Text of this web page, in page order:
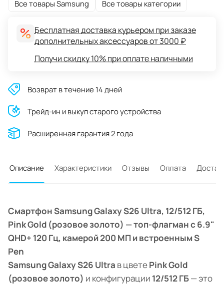
Все товары Samsung Все товары категории
Бесплатная доставка курьером при заказе
дополнительных аксессуаров от 3000 ₽
Получи скидку 10% при оплате наличными
Возврат в течение 14 дней
Трейд-ин и выкуп старого устройства
Расширенная гарантия 2 года
Описание Характеристики Отзывы Оплата
Смартфон Samsung Galaxy S26 Ultra, 12/512 ГБ,
Pink Gold (розовое золото) — топ-флагман с 6.9"
QHD+ 120 Гц, камерой 200 МП и встроенным S
Pen
Samsung Galaxy S26 Ultra в цветеPink Gold
(розовое золото) и конфигурации 12/512 ГБ— это